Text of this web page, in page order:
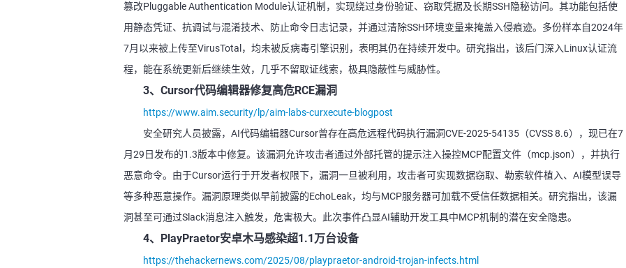
篡改Pluggable Authentication Module认证机制，实现绕过身份验证、窃取凭据及长期SSH隐秘访问。其功能包括使
用静态凭证、抗调试与混淆技术、防止命令日志记录，并通过清除SSH环境变量来掩盖入侵痕迹。多份样本自2024年
7月以来被上传至VirusTotal，均未被反病毒引擎识别，表明其仍在持续开发中。研究指出，该后门深入Linux认证流
程，能在系统更新后继续生效，几乎不留取证线索，极具隐蔽性与威胁性。
3、Cursor代码编辑器修复高危RCE漏洞
https://www.aim.security/lp/aim-labs-curxecute-blogpost
安全研究人员披露，AI代码编辑器Cursor曾存在高危远程代码执行漏洞CVE-2025-54135（CVSS 8.6），现已在7
月29日发布的1.3版本中修复。该漏洞允许攻击者通过外部托管的提示注入操控MCP配置文件（mcp.json），并执行
恶意命令。由于Cursor运行于开发者权限下，漏洞一旦被利用，攻击者可实现数据窃取、勒索软件植入、AI模型误导
等多种恶意操作。漏洞原理类似早前披露的EchoLeak，均与MCP服务器可加载不受信任数据相关。研究指出，该漏
洞甚至可通过Slack消息注入触发，危害极大。此次事件凸显AI辅助开发工具中MCP机制的潜在安全隐患。
4、PlayPraetor安卓木马感染超1.1万台设备
https://thehackernews.com/2025/08/playpraetor-android-trojan-infects.html